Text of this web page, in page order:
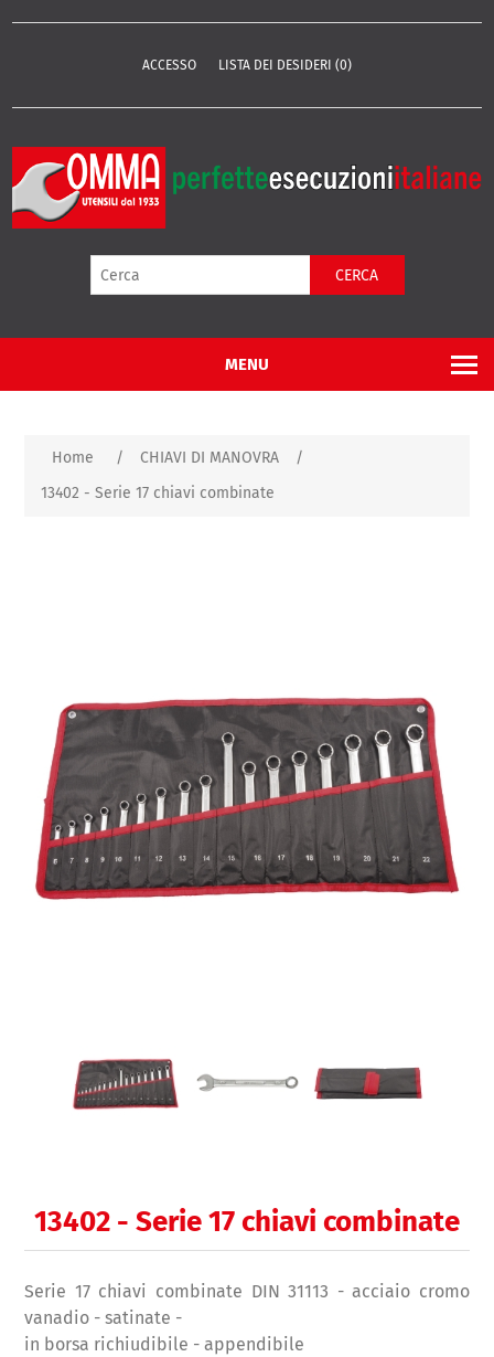
ACCESSO LISTA DEI DESIDERI (0)
CERCA
MENU
Home / CHIAVI DI MANOVRA
/
13402 - Serie 17 chiavi combinate
13402 - Serie 17 chiavi combinate
Serie 17 chiavi combinate DIN 31113 - acciaio cromo
vanadio - satinate -
in borsa richiudibile - appendibile